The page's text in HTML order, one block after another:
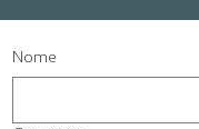
Nome